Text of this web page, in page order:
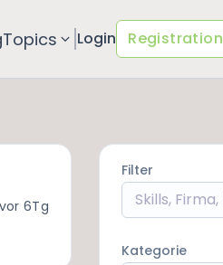
Topics Login Registration
vor 6Tg
Filter
Kategorie